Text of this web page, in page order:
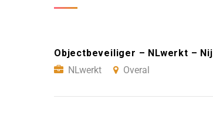
Objectbeveiliger – NLwerkt –
NLwerkt
Overal